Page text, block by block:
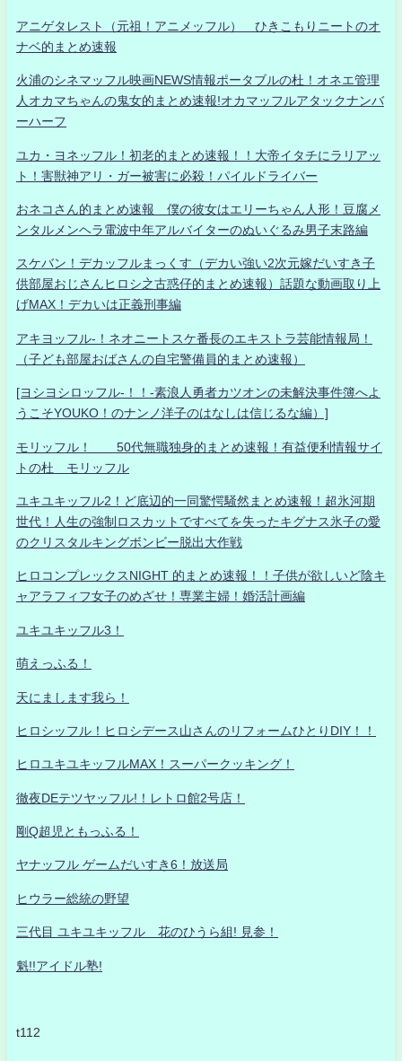
アニゲタレスト（元祖！アニメッフル） ひきこもりニートのオ
ナベ的まとめ速報
火浦のシネマッフル映画NEWS情報ポータブルの杜！オネエ管理
人オカマちゃんの鬼女的まとめ速報!オカマッフルアタックナンバ
ーハーフ
ユカ・ヨネッフル！初老的まとめ速報！！大帝イタチにラリアッ
ト！害獣神アリ・ガー被害に必殺！パイルドライバー
おネコさん的まとめ速報 僕の彼女はエリーちゃん人形！豆腐メ
ンタルメンヘラ電波中年アルバイターのぬいぐるみ男子末路編
スケバン！デカッフルまっくす（デカい強い2次元嫁だいすき子
供部屋おじさんヒロシ之古惑仔的まとめ速報）話題な動画取り上
げMAX！デカいは正義刑事編
アキヨッフル-！ネオニートスケ番長のエキストラ芸能情報局！
（子ども部屋おばさんの自宅警備員的まとめ速報）
[ヨシヨシロッフル-！！-素浪人勇者カツオンの未解決事件簿へよ
うこそYOUKO！のナンノ洋子のはなしは信じるな編）]
モリッフル！ 50代無職独身的まとめ速報！有益便利情報サイ
トの杜 モリッフル
ユキユキッフル2！ど底辺的一同驚愕騒然まとめ速報！超氷河期
世代！人生の強制ロスカットですべてを失ったキグナス氷子の愛
のクリスタルキングボンビー脱出大作戦
ヒロコンプレックスNIGHT 的まとめ速報！！子供が欲しいど陰キ
ャアラフィフ女子のめざせ！専業主婦！婚活計画編
ユキユキッフル3！
萌えっふる！
天にまします我ら！
ヒロシッフル！ヒロシデース山さんのリフォームひとりDIY！！
ヒロユキユキッフルMAX！スーパークッキング！
徹夜DEテツヤッフル!！レトロ館2号店！
剛Q超児ともっふる！
ヤナッフル ゲームだいすき6！放送局
ヒウラー総統の野望
三代目 ユキユキッフル 花のひうら組! 見参！
魁!!アイドル塾!
t112